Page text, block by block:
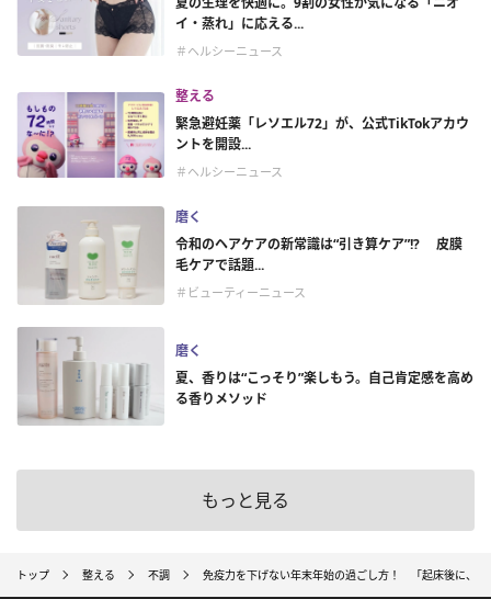
イ・蒸れ」に応える...
＃ヘルシーニュース
整える
緊急避妊薬「レソエル72」が、公式TikTokアカウ
ントを開設...
＃ヘルシーニュース
磨く
令和のヘアケアの新常識は“引き算ケア”!? 皮膜
毛ケアで話題...
＃ビューティーニュース
磨く
夏、香りは“こっそり”楽しもう。自己肯定感を高め
る香りメソッド
もっと見る
トップ 整える 不調 免疫力を下げない年末年始の過ごし方！ 「起床後に、く